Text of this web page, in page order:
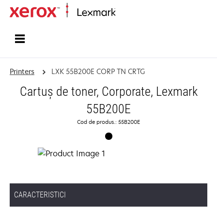
Printers LXK 55B200E CORP TN CRTG
Cartuş de toner, Corporate, Lexmark
55B200E
Cod de produs.: 55B200E
CARACTERISTICI